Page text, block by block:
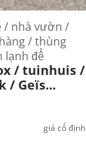
/ nhà vườn /
/ thùng
lạnh để
/ tuinhuis /
/ Geïs...
giá cố